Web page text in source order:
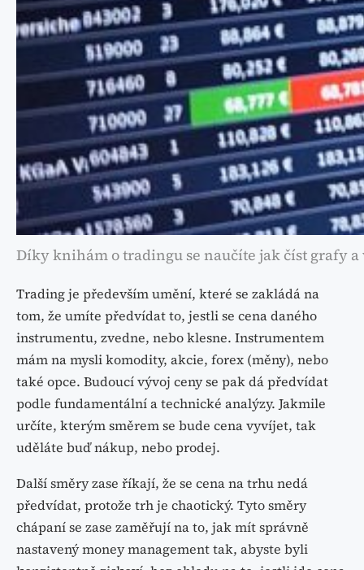
Díky knihám o tradingu se naučíte jak číst grafy
Trading je především umění, které se zakládá na
tom, že umíte předvídat to, jestli se cena daného
instrumentu, zvedne, nebo klesne. Instrumentem
mám na mysli komodity, akcie, forex (měny), nebo
také opce. Budoucí vývoj ceny se pak dá předvídat
podle fundamentální a technické analýzy. Jakmile
určíte, kterým směrem se bude cena vyvíjet, tak
uděláte buď nákup, nebo prodej.
Další směry zase říkají, že se cena na trhu nedá
předvídat, protože trh je chaotický. Tyto směry
chápaní se zase zaměřují na to, jak mít správně
nastavený money management tak, abyste byli